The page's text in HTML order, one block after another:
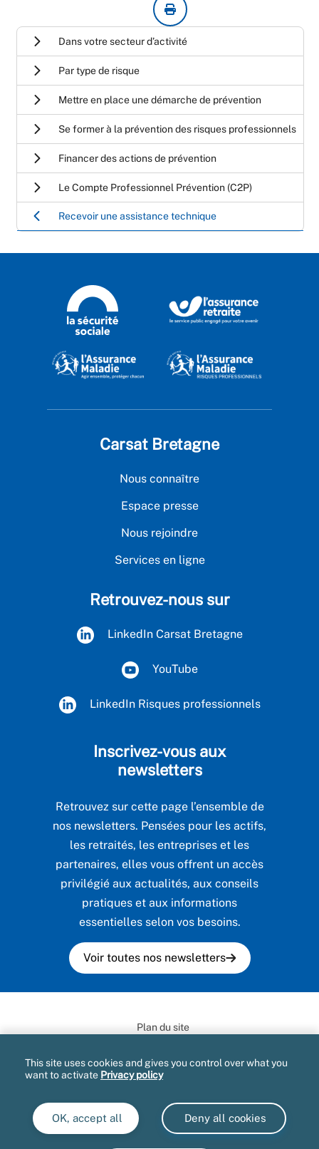
Dans votre secteur d’activité
Par type de risque
Mettre en place une démarche de prévention
Se former à la prévention des risques professionnels
Financer des actions de prévention
Le Compte Professionnel Prévention (C2P)
Recevoir une assistance technique
Carsat Bretagne
Nous connaître
Espace presse
Nous rejoindre
Services en ligne
Retrouvez-nous sur
LinkedIn Carsat Bretagne
YouTube
LinkedIn Risques professionnels
Inscrivez-vous aux
newsletters
Retrouvez sur cette page l’ensemble de
nos newsletters. Pensées pour les actifs,
les retraités, les entreprises et les
partenaires, elles vous offrent un accès
privilégié aux actualités, aux conseils
pratiques et aux informations
essentielles selon vos besoins.
Voir toutes nos newsletters
Plan du site
Mentions légales et CGU
Protection des données personnelles
Accessibilité : partiellement conforme
This site uses cookies and gives you control over what you
want to activate Privacy policy
OK, accept all Deny all cookies